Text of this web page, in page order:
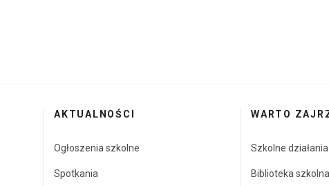
AKTUALNOŚCI
Ogłoszenia szkolne
Spotkania
WARTO
Szkolne działania
Biblioteka szkolna